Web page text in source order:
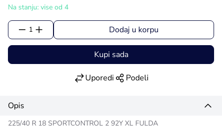
Na stanju: vise od 4
1 Dodaj u korpu
Kupi sada
Uporedi Podeli
Opis
225/40 R 18 SPORTCONTROL 2 92Y XL FULDA